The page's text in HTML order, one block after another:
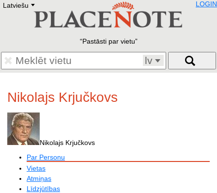
Latviešu E
Deutsch
Francais
Polski
Eestikeelne
LOGIN
Pastāsti par vietu
lv
Nikolajs Krjučkovs
Nikolajs Krjučkovs
Par Personu
Vietas
Atmiņas
Līdzjūtības